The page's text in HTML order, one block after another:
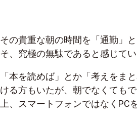
その貴重な朝の時間を「通勤」
そ、究極の無駄であると感じてい
「本を読めば」とか「考えをま
ける方もいたが、朝でなくても
上、スマートフォンではなくPC